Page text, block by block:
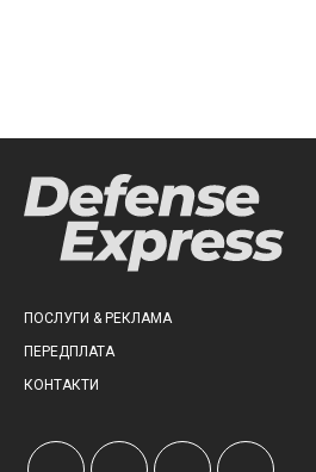
ПОСЛУГИ & РЕКЛАМА
ПЕРЕДПЛАТА
КОНТАКТИ